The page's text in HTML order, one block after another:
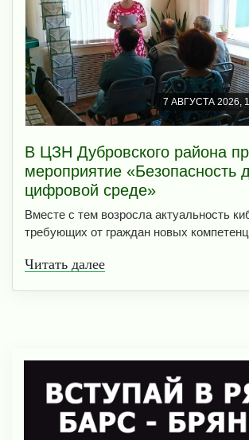
7 АВГУСТА 2026,
В ЦЗН Дубровского района
мероприятие «Безопасность
цифровой среде»
Вместе с тем возросла актуальность
требующих от граждан новых
Читать далее